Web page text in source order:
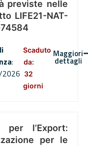
previste nelle
LIFE21-NAT-
:
Scaduto
da:
32
giorni
Maggiori
dettagli
per l’Export:
per le